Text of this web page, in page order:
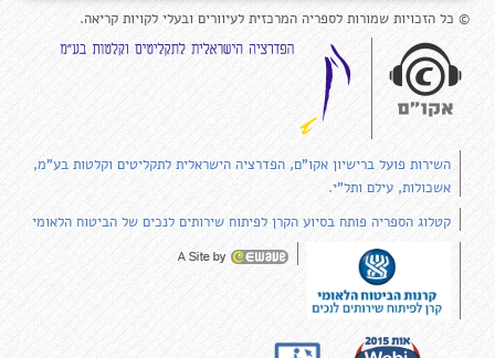
© כל הזכויות שמורות לספריה המרכזית לעיוורים ובעלי לקויות קריאה.
השירות פועל ברישיון אקו"ם, הפדרציה הישראלית לתקליטים וקלטות בע"מ,
אשכולות, עילם ותל"י.
קטלוג הספריה פותח בסיוע הקרן לפיתוח שירותים לנכים של הביטוח הלאומי